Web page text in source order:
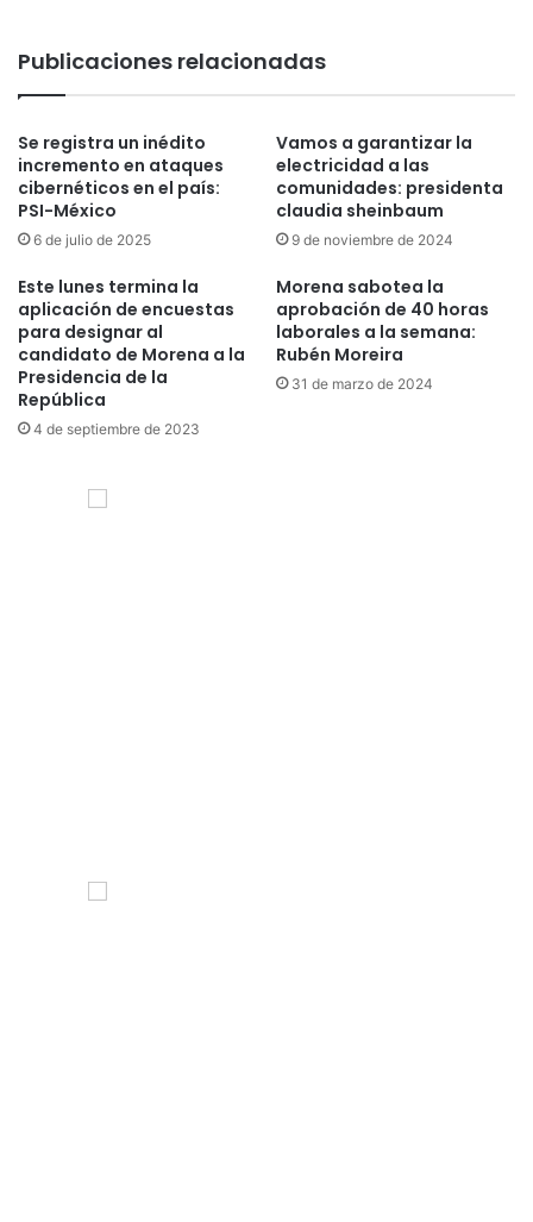
Publicaciones relacionadas
Se registra un inédito
incremento en ataques
cibernéticos en el país:
PSI-México
6 de julio de 2025
Vamos a garantizar la
electricidad a las
comunidades: presidenta
claudia sheinbaum
9 de noviembre de 2024
Este lunes termina la
aplicación de encuestas
para designar al
candidato de Morena a la
Presidencia de la
República
4 de septiembre de 2023
Morena sabotea la
aprobación de 40 horas
laborales a la semana:
Rubén Moreira
31 de marzo de 2024